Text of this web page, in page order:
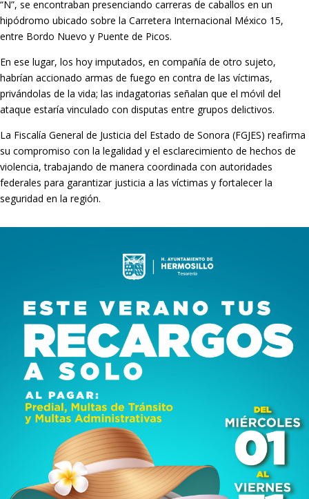
“N”, se encontraban presenciando carreras de caballos en un
hipódromo ubicado sobre la Carretera Internacional México 15,
entre Bordo Nuevo y Puente de Picos.
En ese lugar, los hoy imputados, en compañía de otro sujeto,
habrían accionado armas de fuego en contra de las víctimas,
privándolas de la vida; las indagatorias señalan que el móvil del
ataque estaría vinculado con disputas entre grupos delictivos.
La Fiscalía General de Justicia del Estado de Sonora (FGJES) reafirma
su compromiso con la legalidad y el esclarecimiento de hechos de
violencia, trabajando de manera coordinada con autoridades
federales para garantizar justicia a las víctimas y fortalecer la
seguridad en la región.